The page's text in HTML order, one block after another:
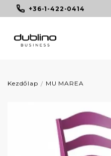
+36-1-422-0414
Kezdőlap MU MAREA